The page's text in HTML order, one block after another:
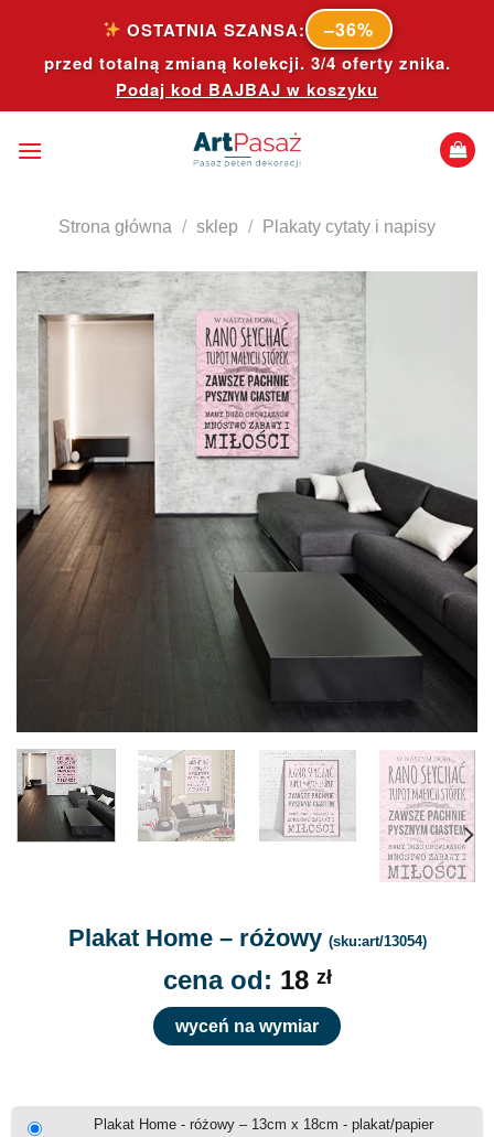
content
OSTATNIA SZANSA: –36%
przed totalną zmianą kolekcji. 3/4 oferty znika.
Podaj kod BAJBAJ w koszyku
Strona główna / sklep / Plakaty cytaty i napisy
Plakat Home – różowy (sku:art/13054)
cena od: 18 zł
wyceń na wymiar
Plakat Home - różowy – 13cm x 18cm - plakat/papier